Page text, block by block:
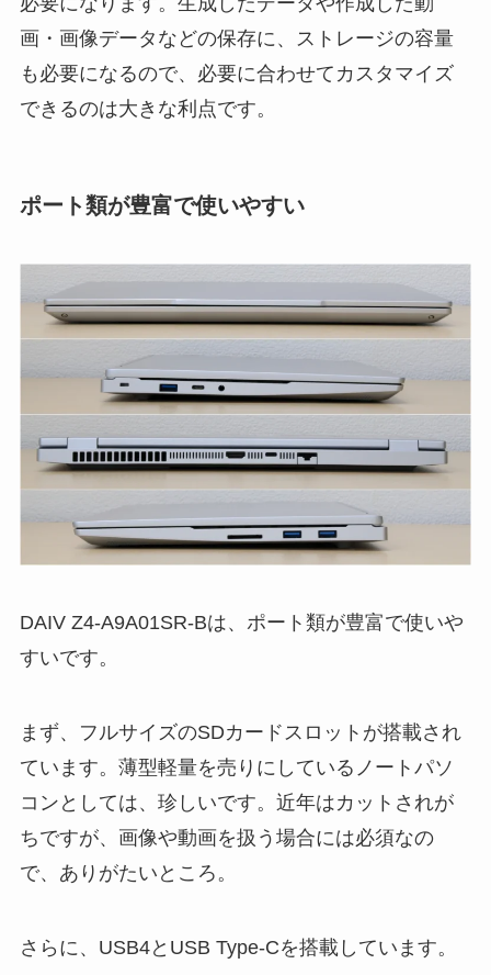
画・画像データなどの保存に、ストレージの容量
も必要になるので、必要に合わせてカスタマイズ
できるのは大きな利点です。
ポート類が豊富で使いやすい
DAIV Z4-A9A01SR-Bは、ポート類が豊富で使いや
すいです。
まず、フルサイズのSDカードスロットが搭載され
ています。薄型軽量を売りにしているノートパソ
コンとしては、珍しいです。近年はカットされが
ちですが、画像や動画を扱う場合には必須なの
で、ありがたいところ。
さらに、USB4とUSB Type-Cを搭載しています。